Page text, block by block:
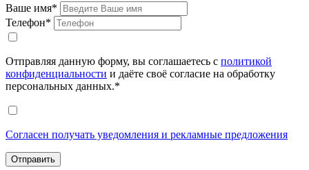
Ваше имя*
Телефон*
Отправляя данную форму, вы соглашаетесь с политикой
конфиденциальности и даёте своё согласие на обработку
персональных данных.*
Согласен получать уведомления и рекламные предложения
Отправить